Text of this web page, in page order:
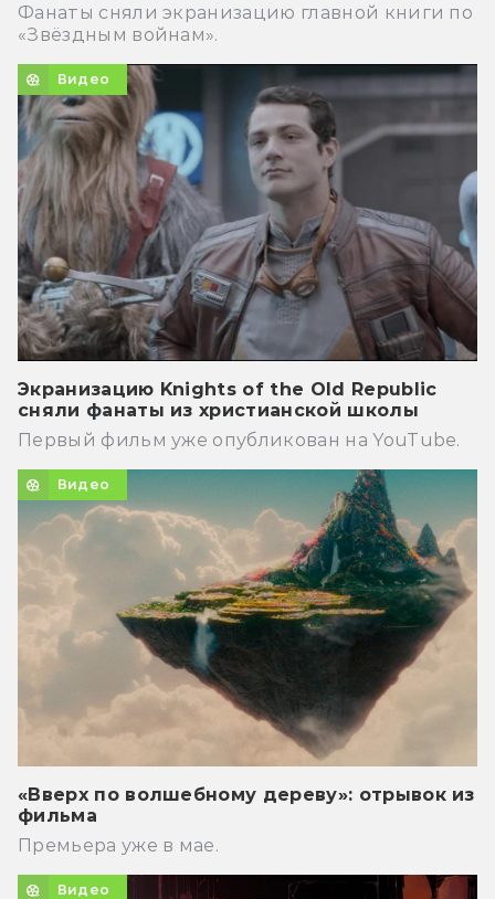
Фанаты сняли экранизацию главной книги по
«Звёздным войнам».
Видео
Экранизацию Knights of the Old Republic
сняли фанаты из христианской школы
Первый фильм уже опубликован на YouTube.
Видео
«Вверх по волшебному дереву»: отрывок из
фильма
Премьера уже в мае.
Видео